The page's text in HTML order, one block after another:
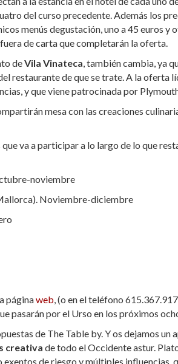
del curso precedente. Además los
menús degustación, uno a 45 euros y
de carta que completarán la oferta.
deVila Vinateca , también cambia, ya
restaurante de que se trate. A la oferta
y que viene patrocinada por
mesa con las creaciones
va a participar a lo largo de lo que
noviembre
Noviembre-diciembre
páginaweb , (o en el teléfono
pasarán por el Urso en los próximos
de The Table by. Y os dejamos un
creativa de todo el Occidente astur.
de riesgo y múltiples influencias,